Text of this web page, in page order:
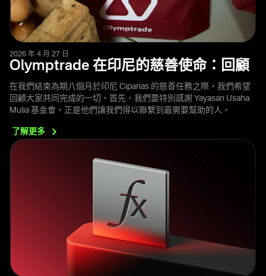
2026 年 4 月 27 日
Olymptrade 在印尼的慈善使命：回顧
在我們結束為期八個月於印尼 Cipanas 的慈善任務之際，我們希望
回顧大家共同完成的一切。首先，我們要特別感謝 Yayasan Usaha
Mulia 基金會，正是他們讓我們得以聯繫到最需要幫助的人。
了解更多